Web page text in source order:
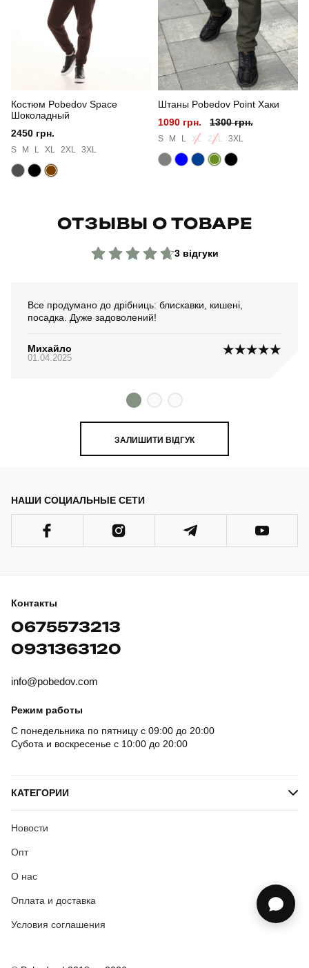
Склад тканини матеріал: 100% поліестер
Країна - виробник україна
Костюм Pobedov Space
Шоколадный
2450 грн.
S M L XL 2XL 3XL
Штаны Pobedov Point Хаки
1090 грн.
1300 грн.
S M L XL 2XL 3XL
ОТЗЫВЫ О ТОВАРЕ
3 відгуки
Все продумано до дрібниць: блискавки, кишені,
посадка. Дуже задоволений!
Михайло
01.04.2025
ЗАЛИШИТИ ВІДГУК
НАШИ СОЦИАЛЬНЫЕ СЕТИ
Контакты
0675573213
0931363120
info@pobedov.com
Режим работы
С понедельника по пятницу с 09:00 до 20:00
Субота и воскресенье с 10:00 до 20:00
КАТЕГОРИИ
Новости
Опт
О нас
Оплата и доставка
Условия соглашения